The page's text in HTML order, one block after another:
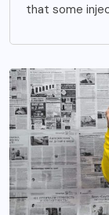
that some